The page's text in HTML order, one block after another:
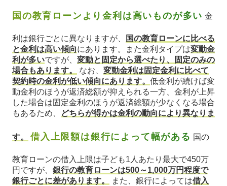
国の教育ローンより金利は高いものが多い 金
利は銀行ごとに異なりますが、
国の教育ローンに比べる
と金利は高い傾向にあります。また金利タイプは変動金
利が多いですが、 変動と固定から選べたり、固定のみの
場合もあります。
なお、 変動金利は固定金利に比べて
契約時の金利が低い傾向にあります。 低金利が続けば変
動金利のほうが返済総額が抑えられる一方、金利が上昇
した場合は固定金利のほうが返済総額が少なくなる場合
もあるため、
どちらが得かは金利の動向により異なりま
す。 借入上限額は銀行によって幅がある 国の
教育ローンの借入上限は子ども1人あたり最大で450万
円ですが、 銀行の教育ローンは500～1,000万円程度で
銀行ごとに差があります。
また、銀行によっては借入